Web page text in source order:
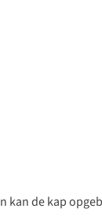
kan de kap